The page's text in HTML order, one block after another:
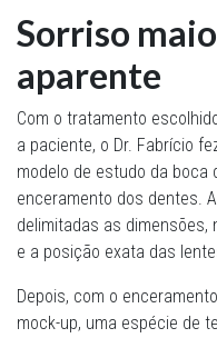
Sorriso
aparente
Com o tratamento
a paciente, o Dr. Fabrício
modelo de estudo da boca
enceramento dos dentes.
delimitadas as dimensões,
e a posição exata das
Depois, com o
mock-up, uma espécie de